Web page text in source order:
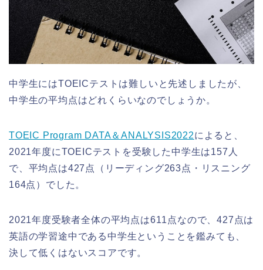
中学生にはTOEICテストは難しいと先述しましたが、
中学生の平均点はどれくらいなのでしょうか。
TOEIC Program DATA＆ANALYSIS2022によると、
2021年度にTOEICテストを受験した中学生は157人
で、平均点は427点（リーディング263点・リスニング
164点）でした。
2021年度受験者全体の平均点は611点なので、427点は
英語の学習途中である中学生ということを鑑みても、
決して低くはないスコアです。